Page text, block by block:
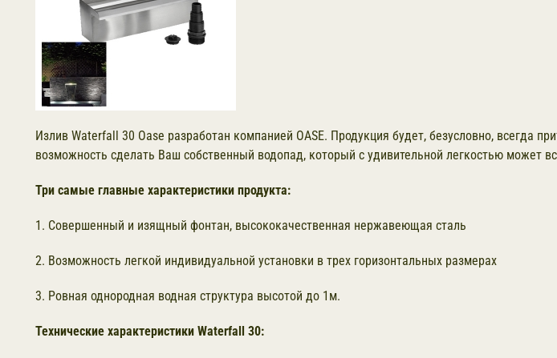
Излив Waterfall 30 Oase разработан компанией OASE. Продукция будет, безусловно, всегда
возможность сделать Ваш собственный водопад, который с удивительной легкостью может
Три самые главные характеристики продукта:
1. Совершенный и изящный фонтан, высококачественная нержавеющая сталь
2. Возможность легкой индивидуальной установки в трех горизонтальных размерах
3. Ровная однородная водная структура высотой до 1м.
Технические характеристики Waterfall 30: